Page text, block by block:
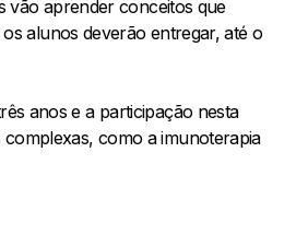
vão aprender conceitos que
alunos deverão entregar, até o
anos e a participação nesta
como a imunoterapia